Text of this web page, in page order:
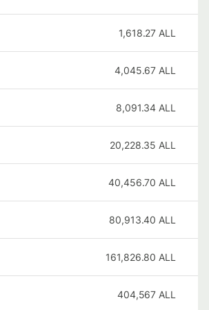
1,618.27 ALL
4,045.67 ALL
8,091.34 ALL
20,228.35 ALL
40,456.70 ALL
80,913.40 ALL
161,826.80 ALL
404,567 ALL